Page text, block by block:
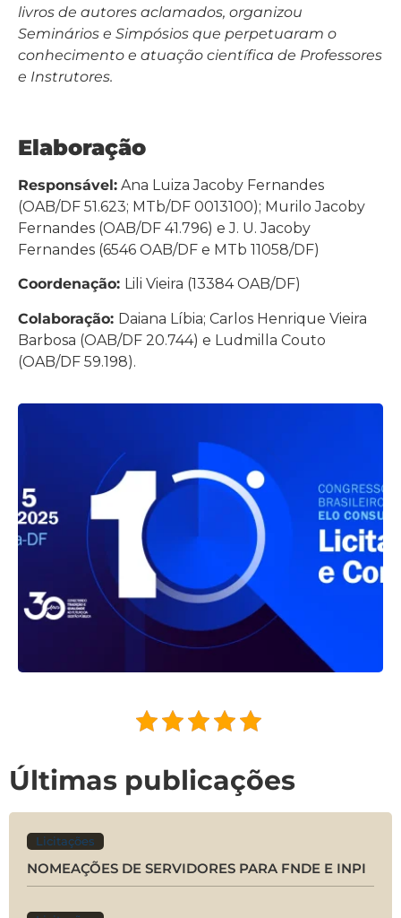
livros de autores aclamados, organizou
Seminários e Simpósios que perpetuaram o
conhecimento e atuação científica de Professores
e Instrutores.
Elaboração
Responsável: Ana Luiza Jacoby Fernandes
(OAB/DF 51.623; MTb/DF 0013100); Murilo Jacoby
Fernandes (OAB/DF 41.796) e J. U. Jacoby
Fernandes (6546 OAB/DF e MTb 11058/DF)
Coordenação: Lili Vieira (13384 OAB/DF)
Colaboração: Daiana Líbia; Carlos Henrique Vieira
Barbosa (OAB/DF 20.744) e Ludmilla Couto
(OAB/DF 59.198).
Últimas publicações
Licitações
NOMEAÇÕES DE SERVIDORES PARA FNDE E INPI